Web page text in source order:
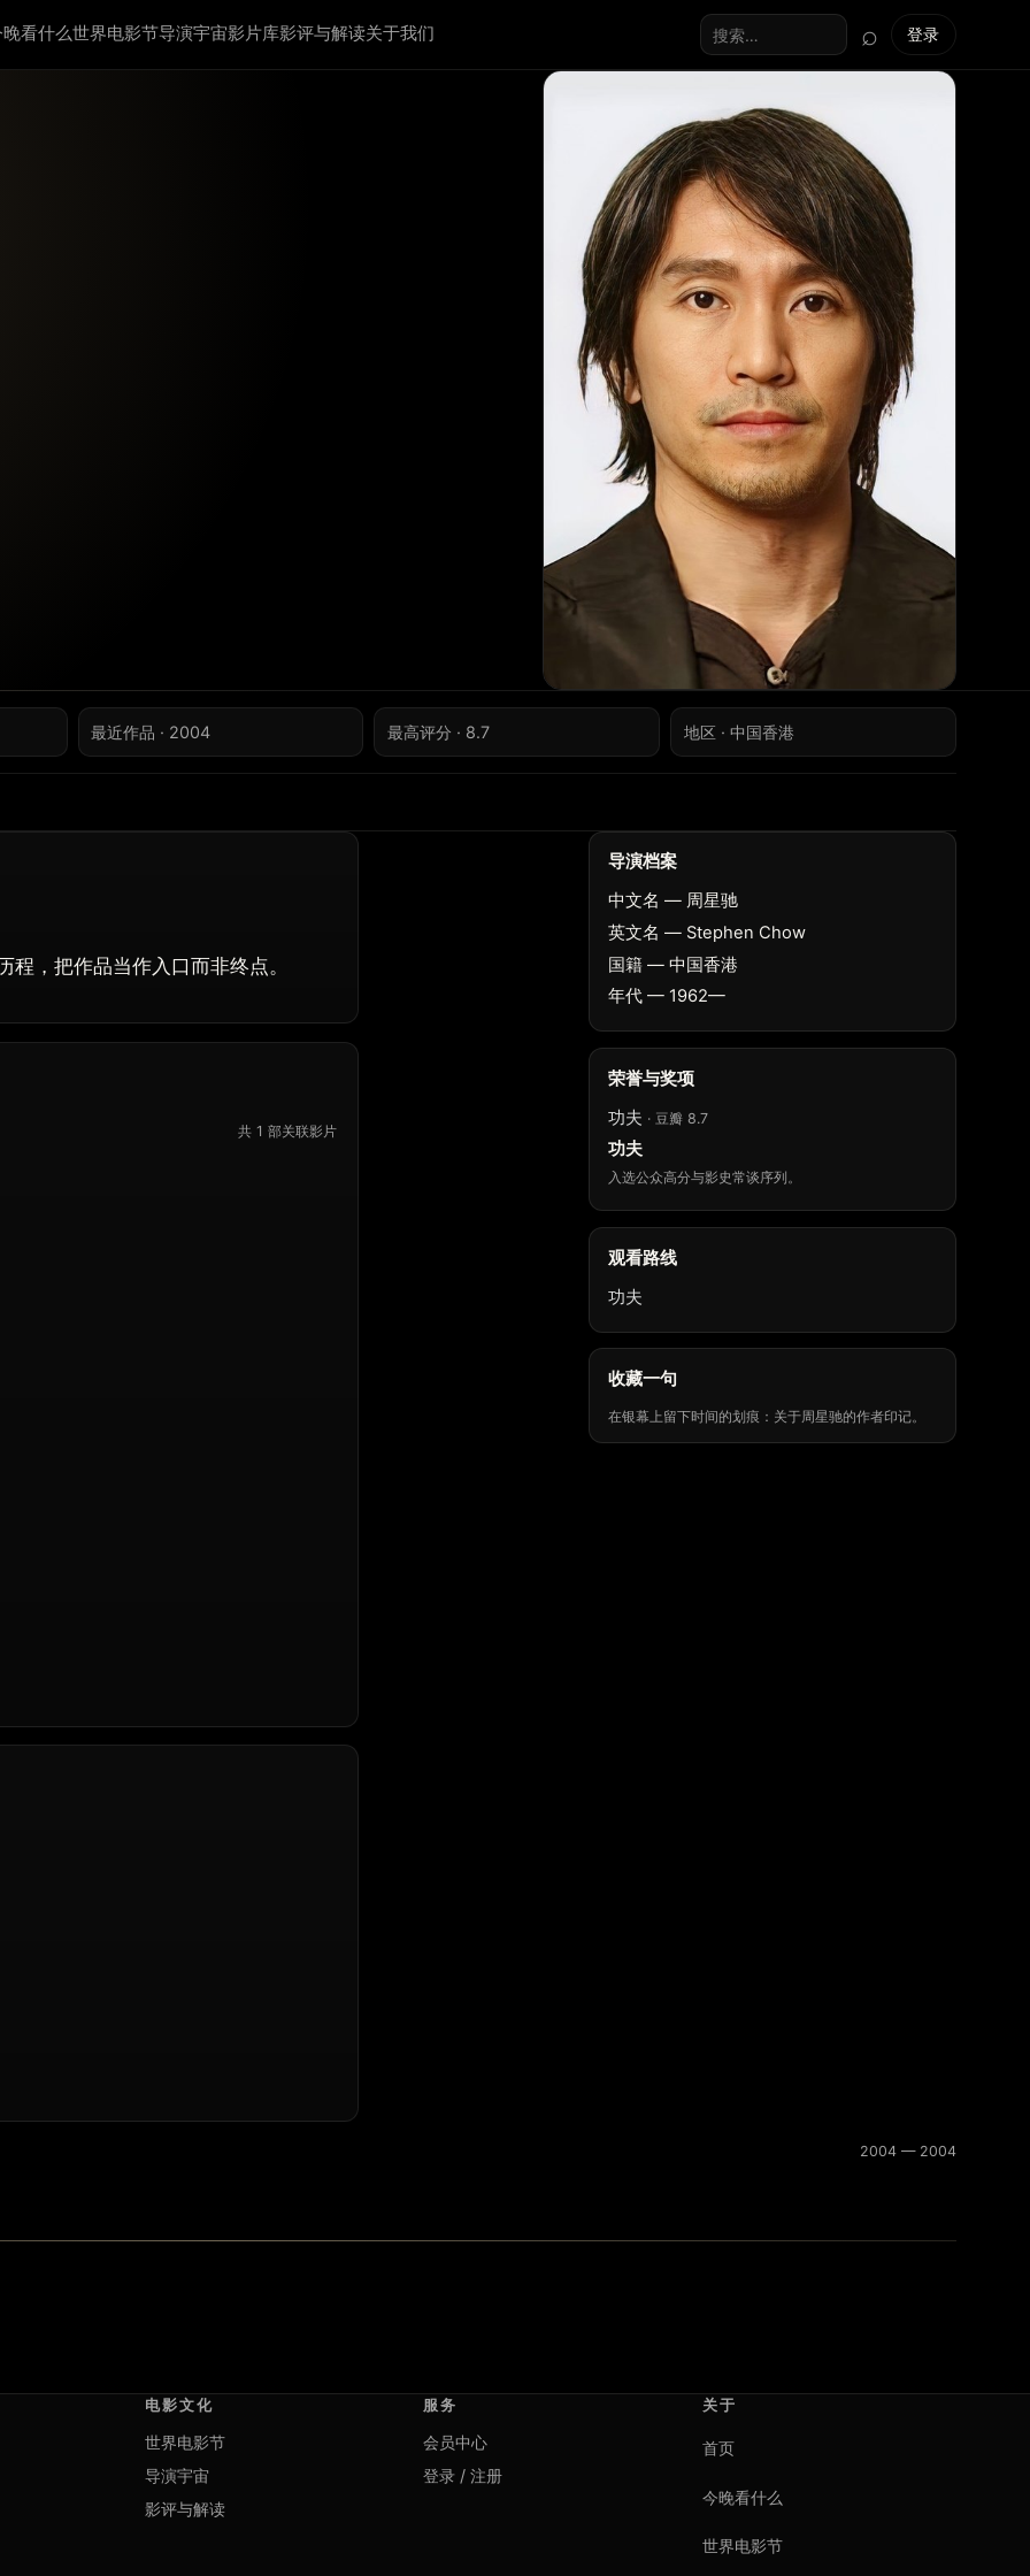
看什么世界电影节导演宇宙影片库影评与解读关于我们
搜索全站
⌕ 登录
最近作品 · 2004 最高评分 · 8.7 地区 · 中国香港
，把作品当作入口而非终点。
共 1 部关联影片
导演档案
中文名 — 周星驰
英文名 — Stephen Chow
国籍 — 中国香港
年代 — 1962—
荣誉与奖项
功夫 · 豆瓣 8.7
功夫
入选公众高分与影史常谈序列。
观看路线
功夫
收藏一句
在银幕上留下时间的划痕：关于周星驰的作者印记。
2004 — 2004
电影文化
世界电影节
导演宇宙
影评与解读
服务
会员中心
登录 / 注册
关于
首页
今晚看什么
世界电影节